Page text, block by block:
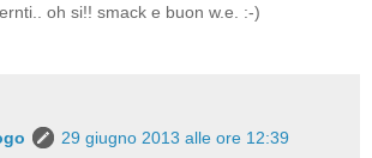
oh si!! smack e buon w.e. :-)
29 giugno 2013 alle ore 12:39